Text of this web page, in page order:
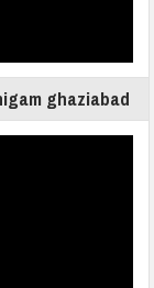
ghaziabad